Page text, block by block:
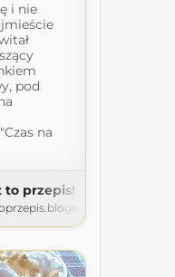
i nie
pod
na
to przepis!